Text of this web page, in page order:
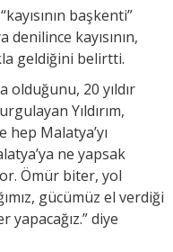
başkenti”
kayısının,
geldiğini belirtti.
olduğunu, 20 yıldır
Yıldırım,
Malatya’yı
ne yapsak
Ömür biter, yol
gücümüz el verdiği
diye